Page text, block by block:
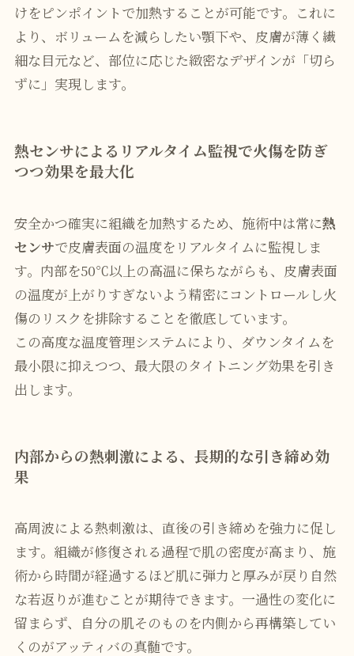
けをピンポイントで加熱することが可能です。これに
より、ボリュームを減らしたい顎下や、皮膚が薄く繊
細な目元など、部位に応じた緻密なデザインが「切ら
ずに」実現します。
熱センサによるリアルタイム監視で火傷を防ぎ
つつ効果を最大化
安全かつ確実に組織を加熱するため、施術中は常に熱
センサで皮膚表面の温度をリアルタイムに監視しま
す。内部を50℃以上の高温に保ちながらも、皮膚表面
の温度が上がりすぎないよう精密にコントロールし火
傷のリスクを排除することを徹底しています。
この高度な温度管理システムにより、ダウンタイムを
最小限に抑えつつ、最大限のタイトニング効果を引き
出します。
内部からの熱刺激による、長期的な引き締め効
果
高周波による熱刺激は、直後の引き締めを強力に促し
ます。組織が修復される過程で肌の密度が高まり、施
術から時間が経過するほど肌に弾力と厚みが戻り自然
な若返りが進むことが期待できます。一過性の変化に
留まらず、自分の肌そのものを内側から再構築してい
くのがアッティバの真髄です。